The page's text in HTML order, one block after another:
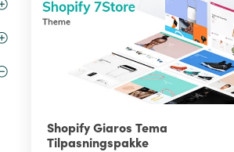
Shopify Giaros Tema
Tilpasningspakke